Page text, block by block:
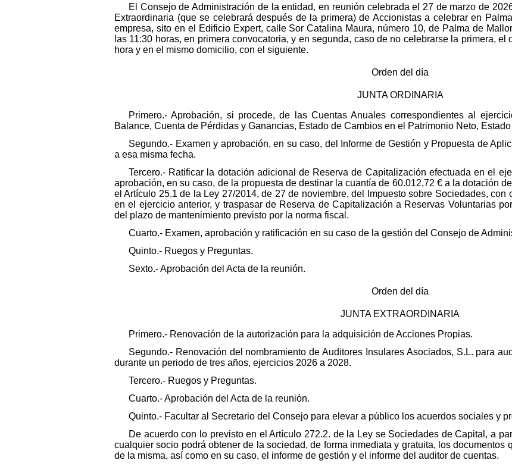
El Consejo de Administración de la entidad, en reunión celebrada el 27 de marzo de
Extraordinaria (que se celebrará después de la primera) de Accionistas a celebrar en
empresa, sito en el Edificio Expert, calle Sor Catalina Maura, número 10, de Palma de
las 11:30 horas, en primera convocatoria, y en segunda, caso de no celebrarse la primera,
hora y en el mismo domicilio, con el siguiente.
Orden del día
JUNTA ORDINARIA
Primero.- Aprobación, si procede, de las Cuentas Anuales correspondientes al
Balance, Cuenta de Pérdidas y Ganancias, Estado de Cambios en el Patrimonio Neto,
Segundo.- Examen y aprobación, en su caso, del Informe de Gestión y Propuesta de
a esa misma fecha.
Tercero.- Ratificar la dotación adicional de Reserva de Capitalización efectuada en el
aprobación, en su caso, de la propuesta de destinar la cuantía de 60.012,72 € a la dotación
el Artículo 25.1 de la Ley 27/2014, de 27 de noviembre, del Impuesto sobre Sociedades,
en el ejercicio anterior, y traspasar de Reserva de Capitalización a Reservas Voluntarias
del plazo de mantenimiento previsto por la norma fiscal.
Cuarto.- Examen, aprobación y ratificación en su caso de la gestión del Consejo de
Quinto.- Ruegos y Preguntas.
Sexto.- Aprobación del Acta de la reunión.
Orden del día
JUNTA EXTRAORDINARIA
Primero.- Renovación de la autorización para la adquisición de Acciones Propias.
Segundo.- Renovación del nombramiento de Auditores Insulares Asociados, S.L. para
durante un periodo de tres años, ejercicios 2026 a 2028.
Tercero.- Ruegos y Preguntas.
Cuarto.- Aprobación del Acta de la reunión.
Quinto.- Facultar al Secretario del Consejo para elevar a público los acuerdos sociales y
De acuerdo con lo previsto en el Artículo 272.2. de la Ley se Sociedades de Capital, a
cualquier socio podrá obtener de la sociedad, de forma inmediata y gratuita, los documentos
de la misma, así como en su caso, el informe de gestión y el informe del auditor de cuentas.